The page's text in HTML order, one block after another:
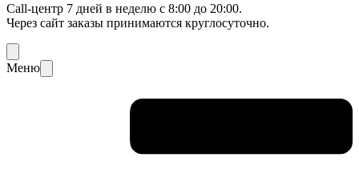
Call-центр 7 дней в неделю с 8:00 до 20:00.
Через сайт заказы принимаются круглосуточно.
Меню